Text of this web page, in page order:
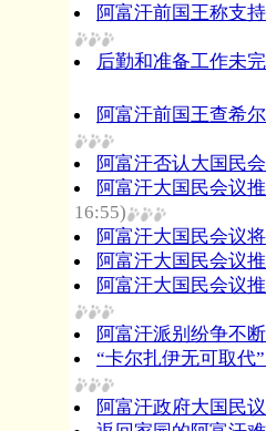
阿富汗前国王称支
后勤和准备工作未
阿富汗前国王查希
阿富汗否认大国民
阿富汗大国民会议
16:55)
阿富汗大国民会议
阿富汗大国民会议
阿富汗大国民会议
阿富汗派别纷争不
“卡尔扎伊无可取代
阿富汗政府大国民